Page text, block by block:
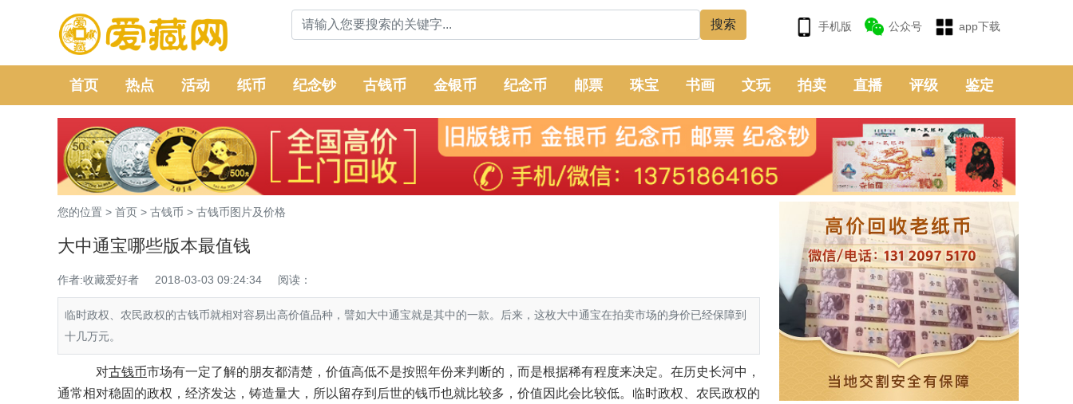
手机版 公众号 app下载
首页 热点 活动 纸币 纪念钞 古钱币 金银币 纪念币 邮票 珠宝 书画 文玩 拍卖 直播 评级 鉴定
您的位置 > 首页 > 古钱币 > 古钱币图片及价格
大中通宝哪些版本最值钱
作者:收藏爱好者 2018-03-03 09:24:34 阅读：
临时政权、农民政权的古钱币就相对容易出高价值品种，譬如大中通宝就是其中的一款。后来，这枚大中通宝在拍卖市场的身价已经保障到
十几万元。
对古钱币市场有一定了解的朋友都清楚，价值高低不是按照年份来判断的，而是根据稀有程度来决定。在历史长河中，
通常相对稳固的政权，经济发达，铸造量大，所以留存到后世的钱币也就比较多，价值因此会比较低。临时政权、农民政权的